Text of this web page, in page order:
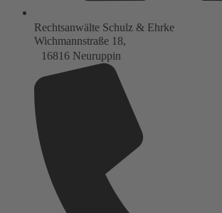
Rechtsanwälte Schulz & Ehrke
Wichmannstraße 18,
16816 Neuruppin